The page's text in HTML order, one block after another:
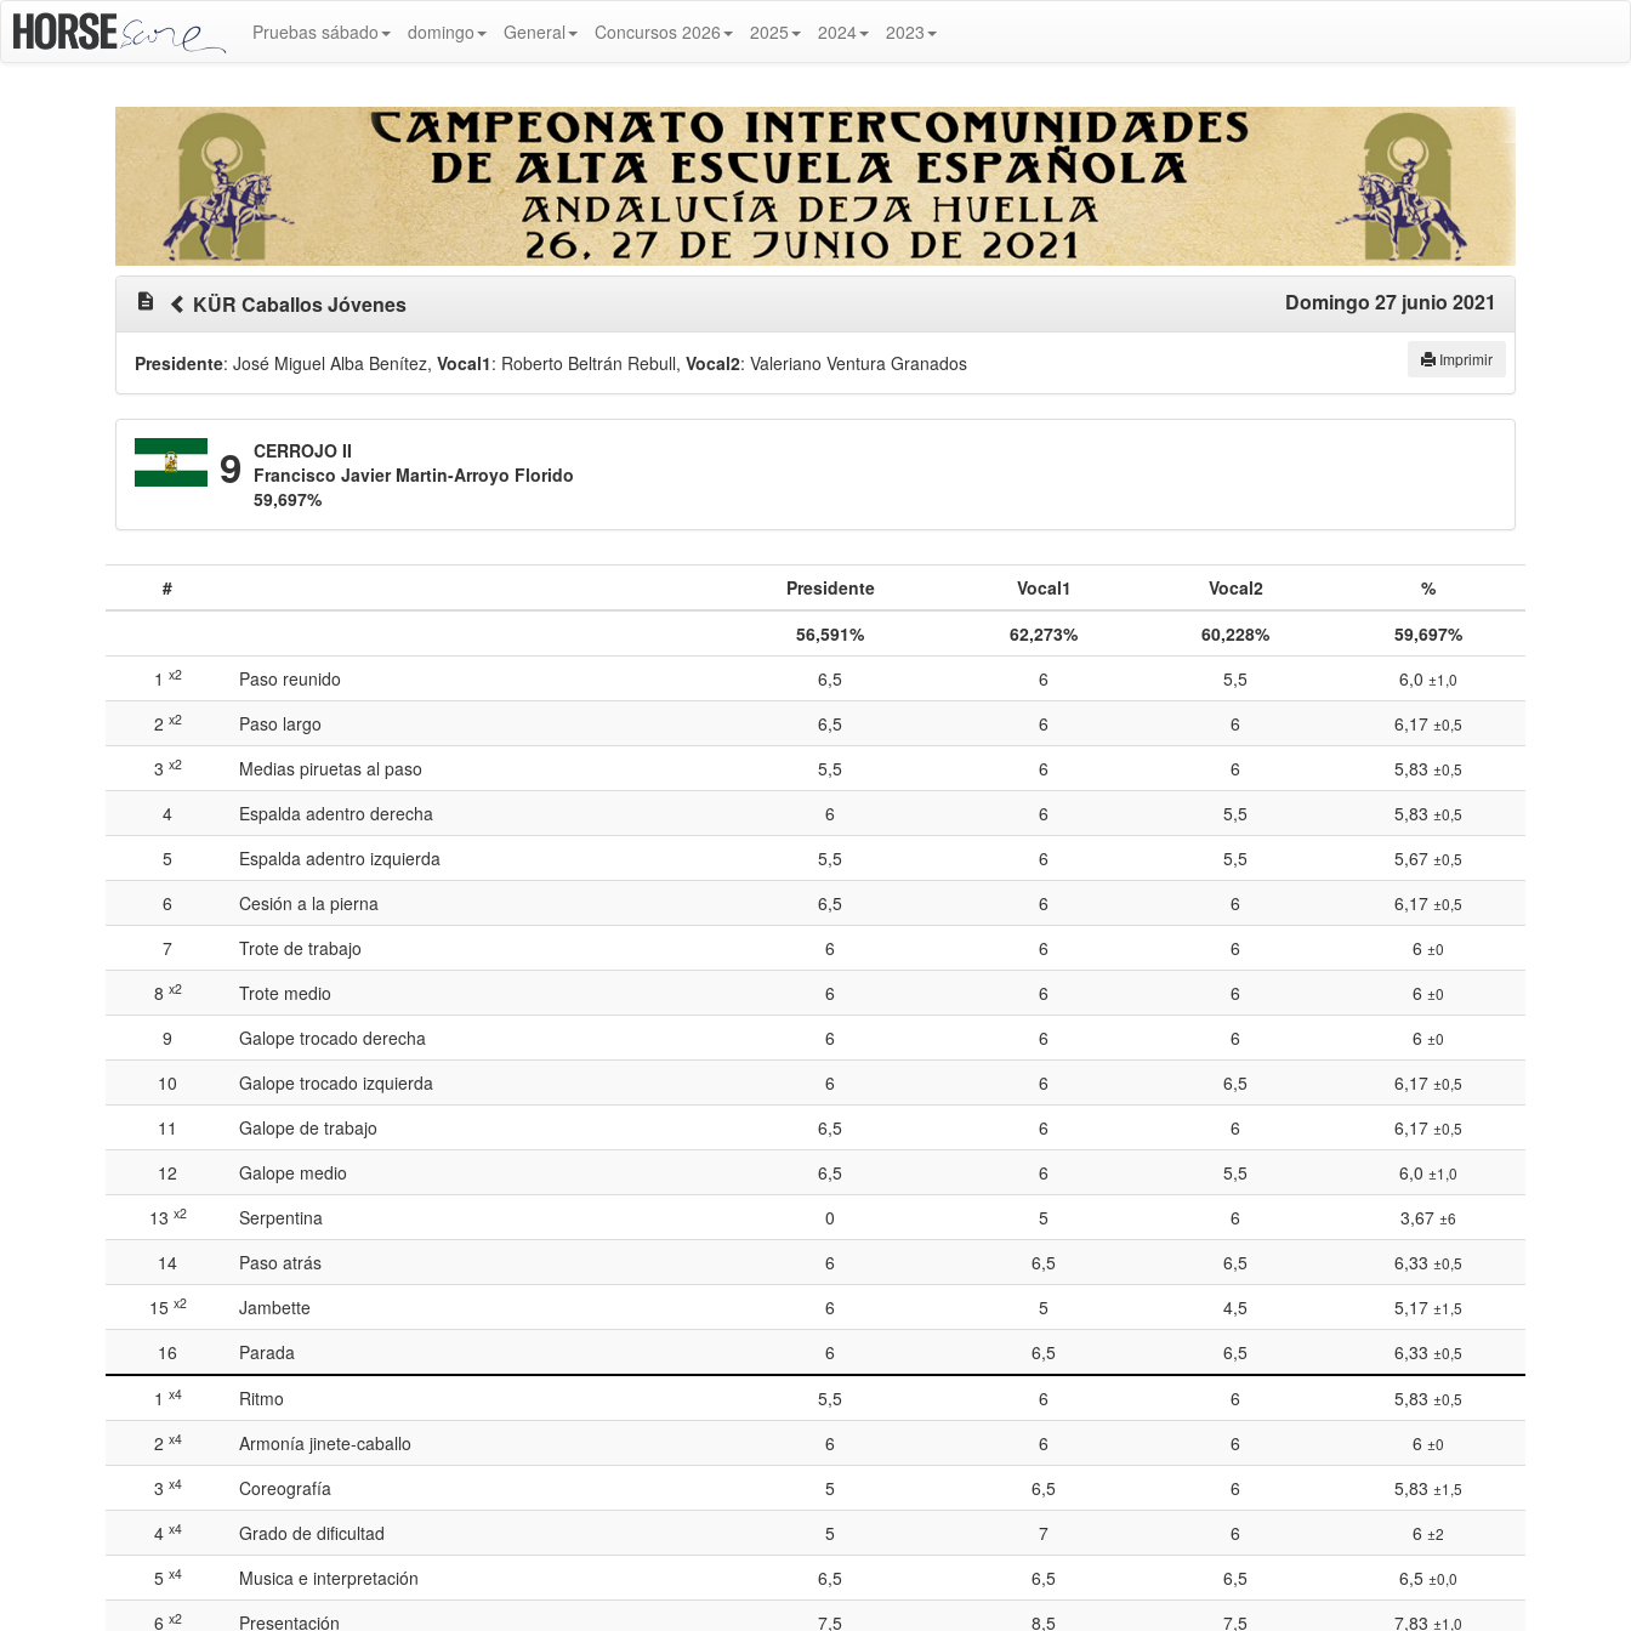
Pruebas sábado domingo General Concursos 2026 2025 2024 2023
description KÜR Caballos Jóvenes Domingo 27 junio 2021
Imprimir
Presidente: José Miguel Alba Benítez, Vocal1: Roberto Beltrán Rebull, Vocal2: Valeriano Ventura Granados
9 CERROJO II
Francisco Javier Martin-Arroyo Florido
59,697%
# Presidente Vocal1 Vocal2
%
56,591%
62,273% 60,228%
59,697%
1 x2 Paso reunido 6,5 6 5,5 6,0 ±1,0
2 x2 Paso largo 6,5 6 6 6,17 ±0,5
3 x2 Medias piruetas al paso 5,5 6 6 5,83 ±0,5
4 Espalda adentro derecha 6 6 5,5 5,83 ±0,5
5 Espalda adentro izquierda 5,5 6 5,5 5,67 ±0,5
6 Cesión a la pierna 6,5 6 6 6,17 ±0,5
7 Trote de trabajo 6 6 6 6 ±0
8 x2 Trote medio 6 6 6 6 ±0
9 Galope trocado derecha 6 6 6 6 ±0
10 Galope trocado izquierda 6 6 6,5 6,17 ±0,5
11 Galope de trabajo 6,5 6 6 6,17 ±0,5
12 Galope medio 6,5 6 5,5 6,0 ±1,0
13 x2 Serpentina 0 5 6 3,67 ±6
14 Paso atrás 6 6,5 6,5 6,33 ±0,5
15 x2 Jambette 6 5 4,5 5,17 ±1,5
16 Parada 6 6,5 6,5 6,33 ±0,5
1 x4 Ritmo 5,5 6 6 5,83 ±0,5
2 x4 Armonía jinete-caballo 6 6 6 6 ±0
3 x4 Coreografía 5 6,5 6 5,83 ±1,5
4 x4 Grado de dificultad 5 7 6 6 ±2
5 x4 Musica e interpretación 6,5 6,5 6,5 6,5 ±0,0
6 x2 Presentación 7,5 8,5 7,5 7,83 ±1,0